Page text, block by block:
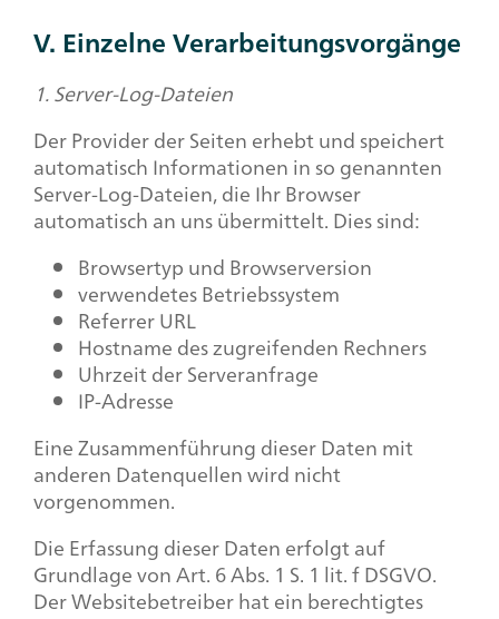
V. Einzelne Verarbeitungsvorgänge
1. Server-Log-Dateien
Der Provider der Seiten erhebt und speichert
automatisch Informationen in so genannten
Server-Log-Dateien, die Ihr Browser
automatisch an uns übermittelt. Dies sind:
Browsertyp und Browserversion
verwendetes Betriebssystem
Referrer URL
Hostname des zugreifenden Rechners
Uhrzeit der Serveranfrage
IP-Adresse
Eine Zusammenführung dieser Daten mit
anderen Datenquellen wird nicht
vorgenommen.
Die Erfassung dieser Daten erfolgt auf
Grundlage von Art. 6 Abs. 1 S. 1 lit. f DSGVO.
Der Websitebetreiber hat ein berechtigtes